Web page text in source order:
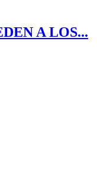
A LOS...